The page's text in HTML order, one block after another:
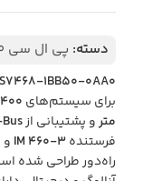
دسته: پی ال سی S7-400 زیمنس
1BB50-0AA0
برای سیستم‌های
مترو پشتیبانی از
فرستندهIM 460-3 و
راه‌دور طراحی شده